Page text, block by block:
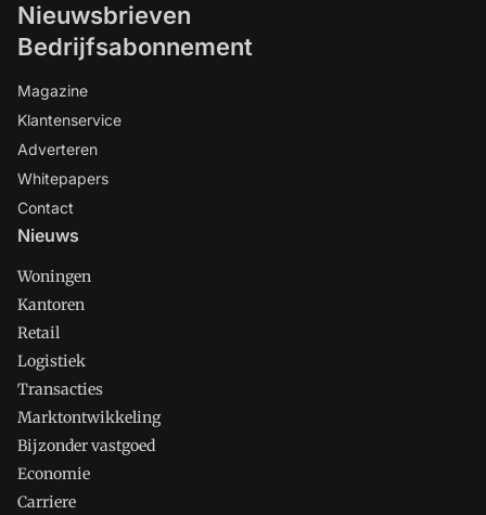
Nieuwsbrieven
Bedrijfsabonnement
Magazine
Klantenservice
Adverteren
Whitepapers
Contact
Nieuws
Woningen
Kantoren
Retail
Logistiek
Transacties
Marktontwikkeling
Bijzonder vastgoed
Economie
Carriere